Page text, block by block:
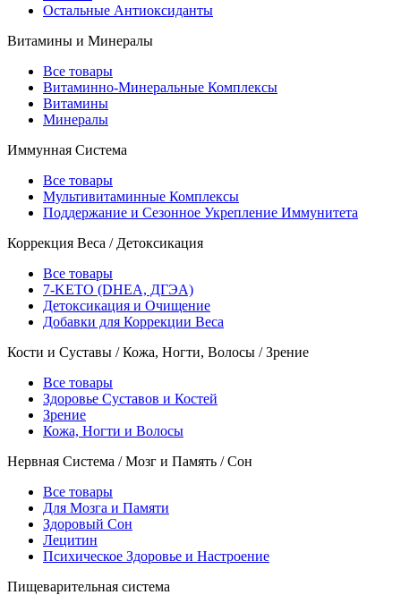
Остальные Антиоксиданты
Витамины и Минералы
Все товары
Витаминно-Минеральные Комплексы
Витамины
Минералы
Иммунная Система
Все товары
Мультивитаминные Комплексы
Поддержание и Сезонное Укрепление Иммунитета
Коррекция Веса / Детоксикация
Все товары
7-KETO (DHEA, ДГЭА)
Детоксикация и Очищение
Добавки для Коррекции Веса
Кости и Суставы / Кожа, Ногти, Волосы / Зрение
Все товары
Здоровье Суставов и Костей
Зрение
Кожа, Ногти и Волосы
Нервная Система / Мозг и Память / Сон
Все товары
Для Мозга и Памяти
Здоровый Сон
Лецитин
Психическое Здоровье и Настроение
Пищеварительная система